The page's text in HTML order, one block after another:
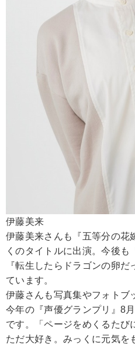
伊藤美来
伊藤美来さんも『五等分の花
くのタイトルに出演。今後
『転生したらドラゴンの卵
ています。
伊藤さんも写真集やフォトブ
今年の『声優グランプリ』8
です。「ページをめくるたび
ただ大好き。みっくに元気を